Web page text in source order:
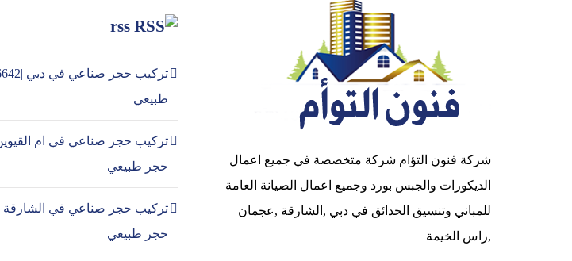
شركة فنون التؤام شركة متخصصة في جميع اعمال
الديكورات والجبس بورد وجميع اعمال الصيانة العامة
للمباني وتنسيق الحدائق في دبي ,الشارقة ,عجمان
,راس الخيمة
rss
طبيعي
حجر طبيعي
حجر طبيعي